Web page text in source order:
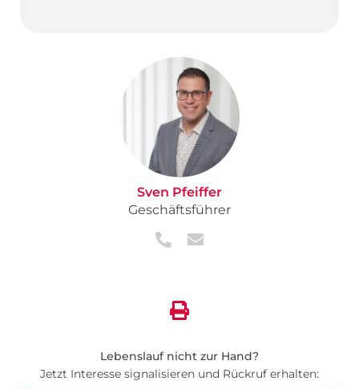
Sven Pfeiffer
Geschäftsführer
Lebenslauf nicht zur Hand?
Jetzt Interesse signalisieren und Rückruf erhalten: